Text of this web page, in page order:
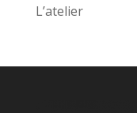
L’atelier